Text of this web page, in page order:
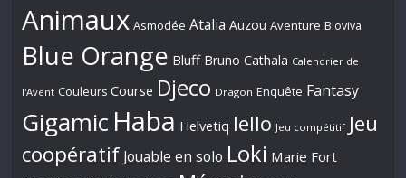
Animaux Asmodée Atalia Auzou Aventure Bioviva
Blue Orange Bluff Bruno Cathala Calendrier de
l'Avent Couleurs Course Djeco Dragon Enquête Fantasy
Gigamic Haba Helvetiq Iello Jeu compétitif Jeu
coopératif Jouable en solo Loki Marie Fort